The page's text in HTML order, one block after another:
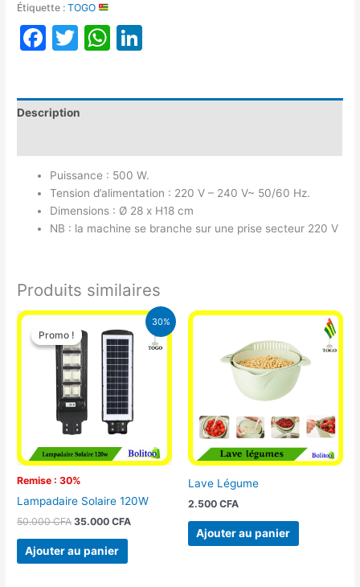
Étiquette :TOGO
Facebook
TwitterWhatsApp
Description
Puissance : 500 W.
Tension d’alimentation : 220 V – 240 V~ 50/60 Hz.
Dimensions : Ø 28 x H18 cm
NB : la machine se branche sur une prise secteur 220 V
Produits similaires
30%
Promo !
Remise : 30%
Promo !
Lampadaire Solaire 120W
50.000CFA
Le
prix
initial
était :
50.000 CFA.
35.000CFA
Le
prix
actuel
est :
35.000 CFA.
Ajouter au panier
Lave Légume
2.500 CFA
Ajouter au panier